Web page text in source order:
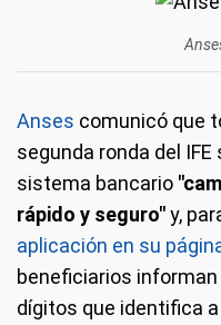
Anses comunicó que
segunda ronda del
sistema bancario
rápido y seguro"y,
aplicación en su
beneficiarios informan
dígitos que identifica